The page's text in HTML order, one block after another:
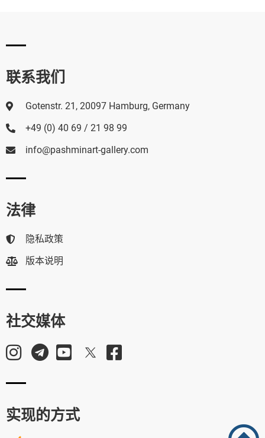
联系我们
Gotenstr. 21, 20097 Hamburg, Germany
+49 (0) 40 69 / 21 98 99
info@pashminart-gallery.com
法律
隐私政策
版本说明
社交媒体
实现的方式